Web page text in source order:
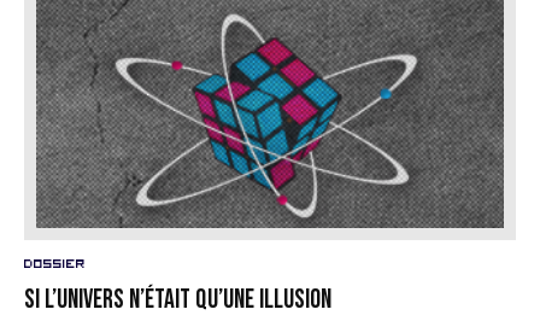
Dossier
Si l’univers n’était qu’une illusion